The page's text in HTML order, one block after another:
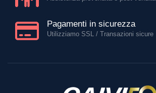
Pagamenti in sicurezza
Utilizziamo SSL / Transazioni sicure